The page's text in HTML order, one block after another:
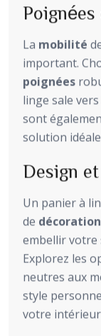
La mobilité
important.
poignées
linge sale
sont
solution
Design
Un panier à
de décoration
embellir votre
Explorez les
neutres aux
style
votre